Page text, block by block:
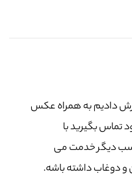
دادیم به همراه عکس
تماس بگیرید با
دیگر خدمت می
دوغاب داشته باشه.